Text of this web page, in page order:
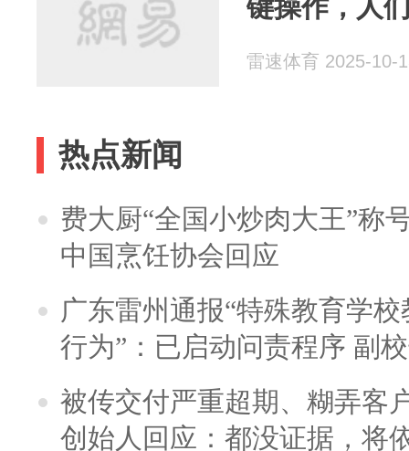
键操作，人
雷速体育 2025-10-
热点新闻
费大厨“全国小炒肉大王”称
中国烹饪协会回应
广东雷州通报“特殊教育学
行为”：已启动问责程序 副
被传交付严重超期、糊弄客
创始人回应：都没证据，将